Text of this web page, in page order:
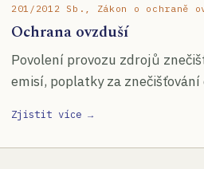
201/2012 Sb., Zákon o ochraně
Ochrana ovzduší
Povolení provozu zdrojů
emisí, poplatky za znečišťování
Zjistit více →